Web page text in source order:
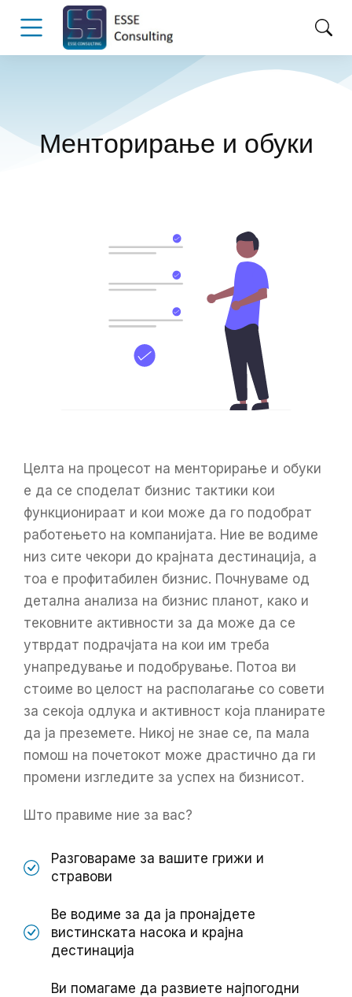
Менторирање и обуки
Целта на процесот на менторирање и обуки
е да се споделат бизнис тактики кои
функционираат и кои може да го подобрат
работењето на компанијата. Ние ве водиме
низ сите чекори до крајната дестинација, а
тоа е профитабилен бизнис. Почнуваме од
детална анализа на бизнис планот, како и
тековните активности за да може да се
утврдат подрачјата на кои им треба
унапредување и подобрување. Потоа ви
стоиме во целост на располагање со совети
за секоја одлука и активност која планирате
да ја преземете. Никој не знае се, па мала
помош на почетокот може драстично да ги
промени изгледите за успех на бизнисот.
Што правиме ние за вас?
Разговараме за вашите грижи и
стравови
Ве водиме за да ја пронајдете
вистинската насока и крајна
дестинација
Ви помагаме да развиете најпогодни